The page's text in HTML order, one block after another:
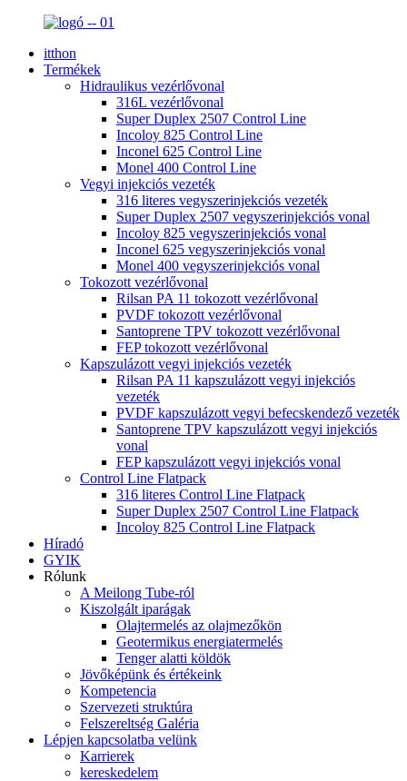
itthon
Termékek
Hidraulikus vezérlővonal
316L vezérlővonal
Super Duplex 2507 Control Line
Incoloy 825 Control Line
Inconel 625 Control Line
Monel 400 Control Line
Vegyi injekciós vezeték
316 literes vegyszerinjekciós vezeték
Super Duplex 2507 vegyszerinjekciós vonal
Incoloy 825 vegyszerinjekciós vonal
Inconel 625 vegyszerinjekciós vonal
Monel 400 vegyszerinjekciós vonal
Tokozott vezérlővonal
Rilsan PA 11 tokozott vezérlővonal
PVDF tokozott vezérlővonal
Santoprene TPV tokozott vezérlővonal
FEP tokozott vezérlővonal
Kapszulázott vegyi injekciós vezeték
Rilsan PA 11 kapszulázott vegyi injekciós
vezeték
PVDF kapszulázott vegyi befecskendező vezeték
Santoprene TPV kapszulázott vegyi injekciós
vonal
FEP kapszulázott vegyi injekciós vonal
Control Line Flatpack
316 literes Control Line Flatpack
Super Duplex 2507 Control Line Flatpack
Incoloy 825 Control Line Flatpack
Híradó
GYIK
Rólunk
A Meilong Tube-ról
Kiszolgált iparágak
Olajtermelés az olajmezőkön
Geotermikus energiatermelés
Tenger alatti köldök
Jövőképünk és értékeink
Kompetencia
Szervezeti struktúra
Felszereltség Galéria
Lépjen kapcsolatba velünk
Karrierek
kereskedelem